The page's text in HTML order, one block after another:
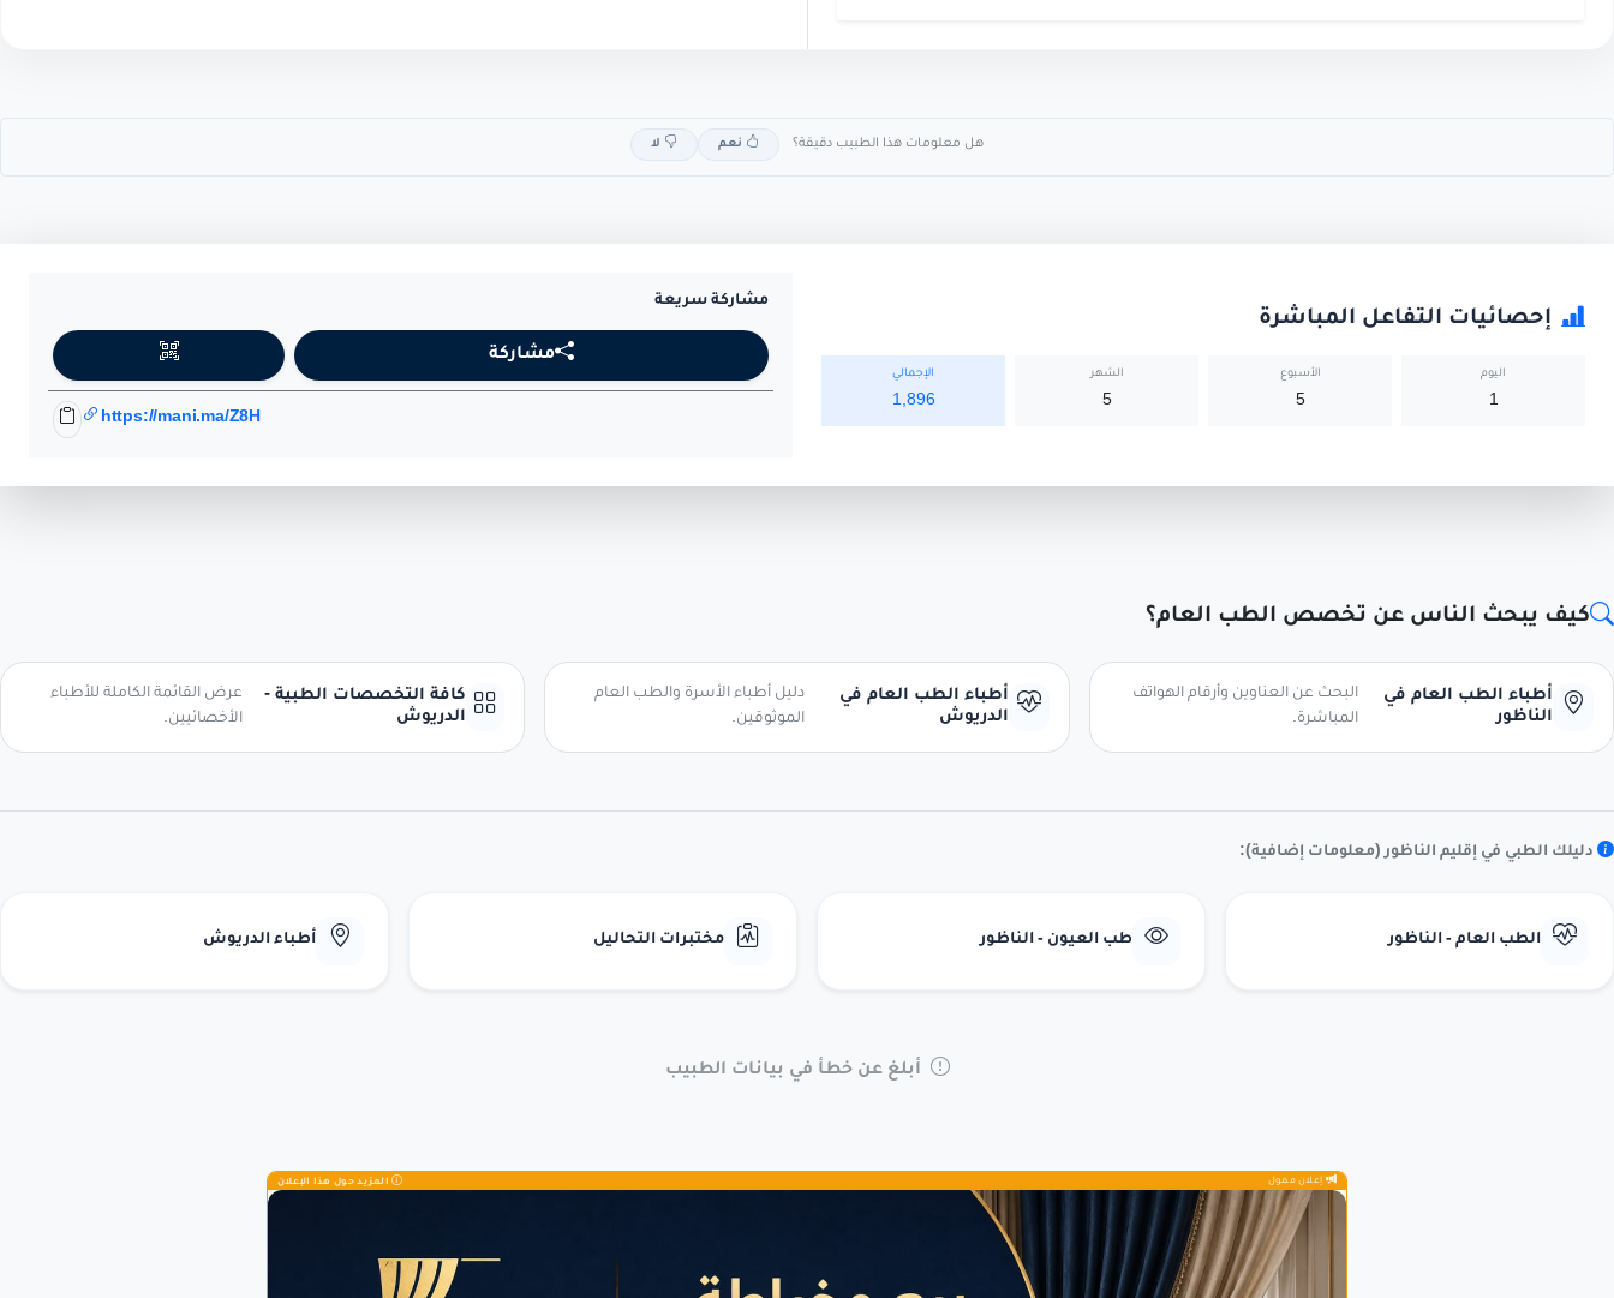
هل معلومات هذا الطبيب دقيقة؟ نعم لا
إحصائيات التفاعل المباشرة
اليوم
1
الأسبوع
5
الشهر
5
الإجمالي
1,896
مشاركة سريعة
مشاركة
https://mani.ma/Z8H
كيف يبحث الناس عن تخصص الطب العام؟
أطباء الطب العام في
الناظور
البحث عن العناوين وأرقام الهواتف
المباشرة.
أطباء الطب العام في
الدريوش
دليل أطباء الأسرة والطب العام
الموثوقين.
كافة التخصصات الطبية -
الدريوش
عرض القائمة الكاملة للأطباء
الأخصائيين.
دليلك الطبي في إقليم الناظور (معلومات إضافية):
الطب العام - الناظور طب العيون - الناظور مختبرات التحاليل أطباء الدريوش
أبلغ عن خطأ في بيانات الطبيب
إعلان ممول المزيد حول هذا الإعلان